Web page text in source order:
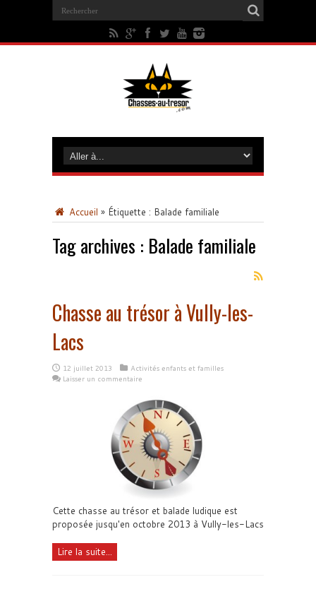
Accueil » Étiquette : Balade familiale
Tag archives : Balade familiale
Chasse au trésor à Vully-les-
Lacs
12 juillet 2013
Activités enfants et familles
Laisser un commentaire
Cette chasse au trésor et balade ludique est
proposée jusqu'en octobre 2013 à Vully-les-Lacs
Lire la suite...